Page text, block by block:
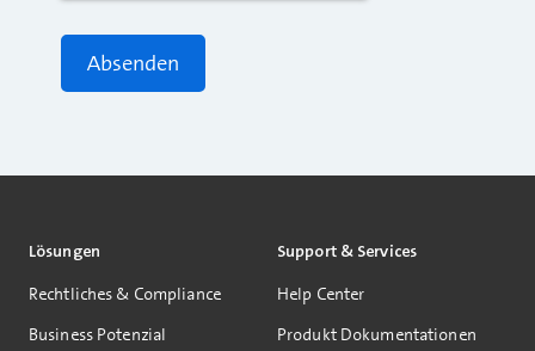
Lösungen
Rechtliches & Compliance
Business Potenzial
Support & Services
Help Center
Produkt Dokumentationen